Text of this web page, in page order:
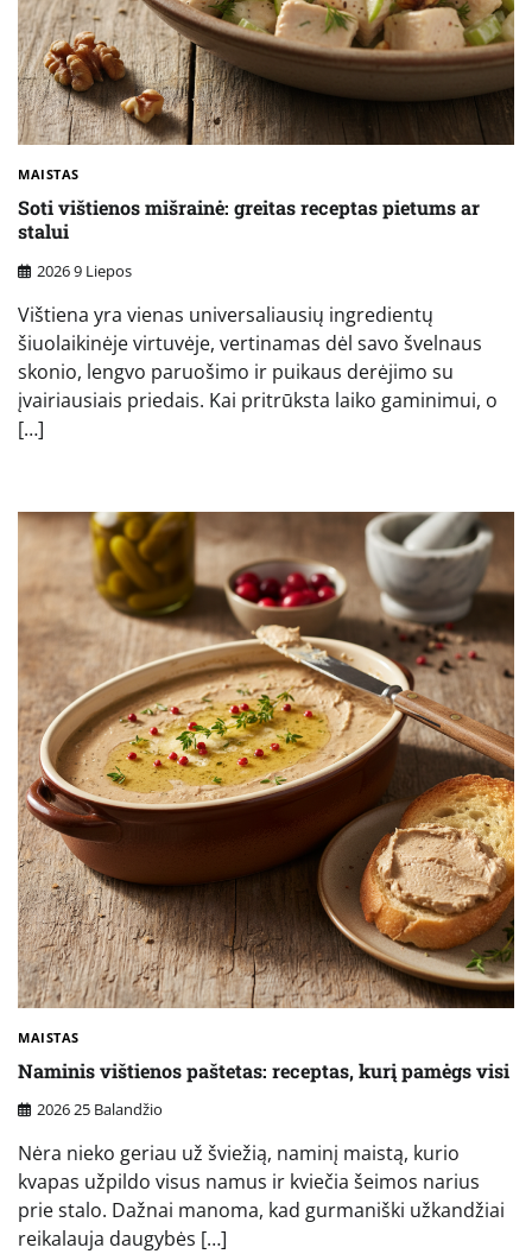
MAISTAS
Soti vištienos mišrainė: greitas receptas pietums ar
stalui
2026 9 Liepos
Vištiena yra vienas universaliausių ingredientų
šiuolaikinėje virtuvėje, vertinamas dėl savo švelnaus
skonio, lengvo paruošimo ir puikaus derėjimo su
įvairiausiais priedais. Kai pritrūksta laiko gaminimui, o
[…]
MAISTAS
Naminis vištienos paštetas: receptas, kurį pamėgs visi
2026 25 Balandžio
Nėra nieko geriau už šviežią, naminį maistą, kurio
kvapas užpildo visus namus ir kviečia šeimos narius
prie stalo. Dažnai manoma, kad gurmaniški užkandžiai
reikalauja daugybės […]